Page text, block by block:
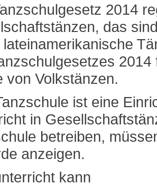
2014
das
lateinamerikanische
von Volkstänzen.
ist eine
in
betreiben,
anzeigen.
kann